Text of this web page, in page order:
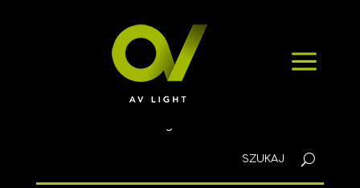
a
HOME
PRODUCTS
NEWS
CONTACT
Home/ Products tagged “GLP JDC Burst”